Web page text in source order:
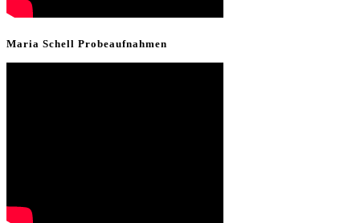
Maria Schell Probeaufnahmen